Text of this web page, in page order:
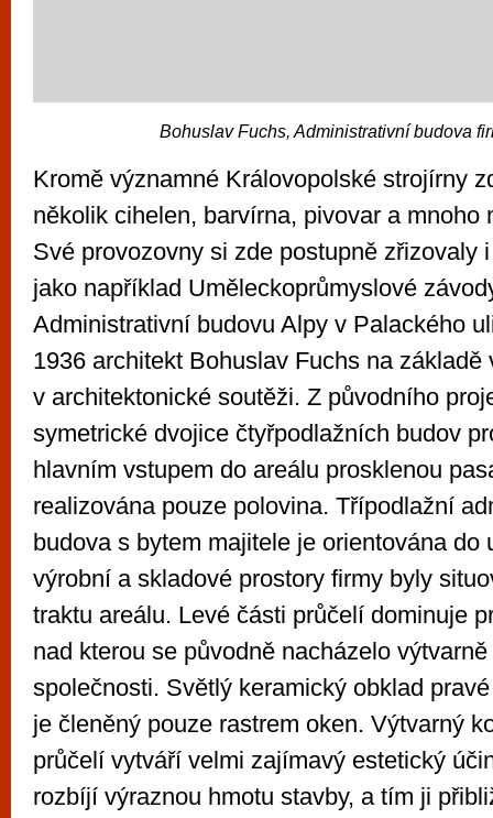
Bohuslav Fuchs, Administrativní budova
Kromě významné Královopolské strojírny
několik cihelen, barvírna, pivovar a mnoho
Své provozovny si zde postupně zřizovaly
jako například Uměleckoprůmyslové
Administrativní budovu Alpy v Palackého
1936 architekt Bohuslav Fuchs na základě
v architektonické soutěži. Z původního
symetrické dvojice čtyřpodlažních budov
hlavním vstupem do areálu prosklenou
realizována pouze polovina. Třípodlažní
budova s bytem majitele je orientována do
výrobní a skladové prostory firmy byly
traktu areálu. Levé části průčelí dominuje
nad kterou se původně nacházelo
společnosti. Světlý keramický obklad
je členěný pouze rastrem oken. Výtvarný
průčelí vytváří velmi zajímavý estetický
rozbíjí výraznou hmotu stavby, a tím ji